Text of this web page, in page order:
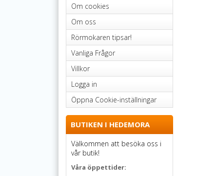
Om cookies
Om oss
Rörmokaren tipsar!
Vanliga Frågor
Villkor
Logga in
Öppna Cookie-inställningar
BUTIKEN I HEDEMORA
Välkommen att besöka oss i
vår butik!
Våra öppettider: